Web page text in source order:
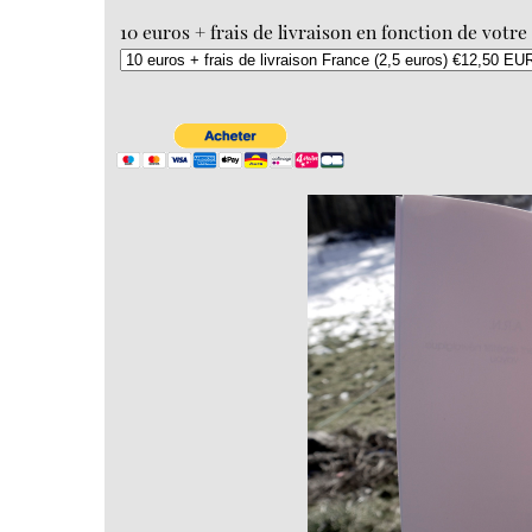
10 euros + frais de livraison en fonction de votre